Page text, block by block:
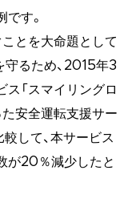
す。
とを大命題として
守るため、2015年3
「スマイリングロ
安全運転支援サー
して、本サービス
が20％減少したと